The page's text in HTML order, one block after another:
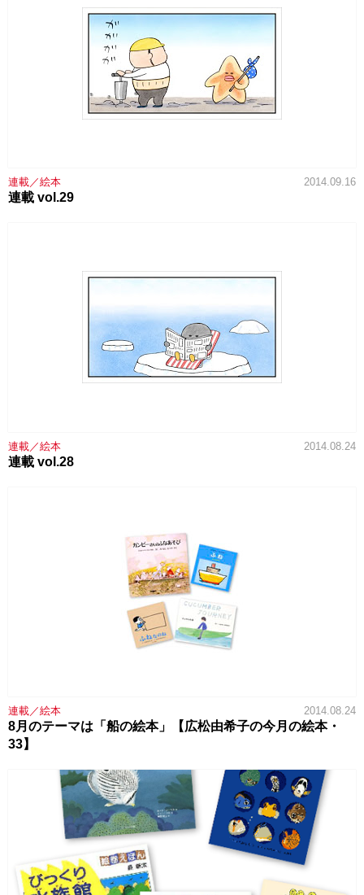
連載／絵本 2014.09.16
連載 vol.29
連載／絵本 2014.08.24
連載 vol.28
連載／絵本 2014.08.24
8月のテーマは「船の絵本」【広松由希子の今月の絵本・
33】